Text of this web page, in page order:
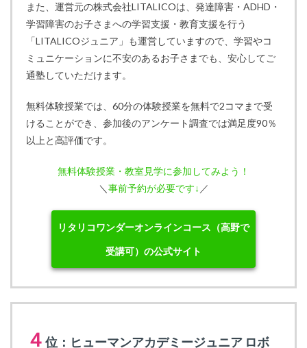
また、運営元の株式会社LITALICOは、発達障害・ADHD・
学習障害のお子さまへの学習支援・教育支援を行う
「LITALICOジュニア」も運営していますので、学習やコ
ミュニケーションに不安のあるお子さまでも、安心してご
通塾していただけます。
無料体験授業では、60分の体験授業を無料で2コマまで受
けることができ、参加後のアンケート調査では満足度90％
以上と高評価です。
無料体験授業・教室見学に参加してみよう！
＼ 事前予約が必要です↓ ／
リタリコワンダーオンラインコース（高野で
受講可）の公式サイト
４ 位：ヒューマンアカデミージュニア ロボ